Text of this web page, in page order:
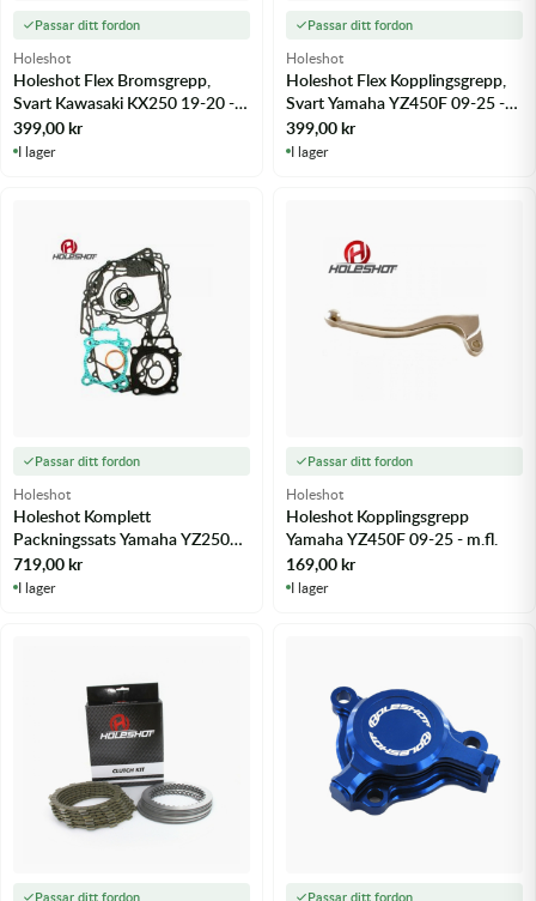
Passar ditt fordon
Holeshot
Holeshot Flex Bromsgrepp,
Svart Kawasaki KX250 19-20 -
m.fl.
399,00kr
I lager
Passar ditt fordon
Holeshot
Holeshot Flex Kopplingsgrepp,
Svart Yamaha YZ450F 09-25 -
m.fl.
399,00kr
I lager
Passar ditt fordon
Holeshot
Holeshot Komplett
Packningssats Yamaha YZ250F
01-13 - m.fl.
719,00kr
I lager
Passar ditt fordon
Holeshot
Holeshot Kopplingsgrepp
Yamaha YZ450F 09-25 - m.fl.
169,00kr
I lager
Passar ditt fordon Passar ditt fordon